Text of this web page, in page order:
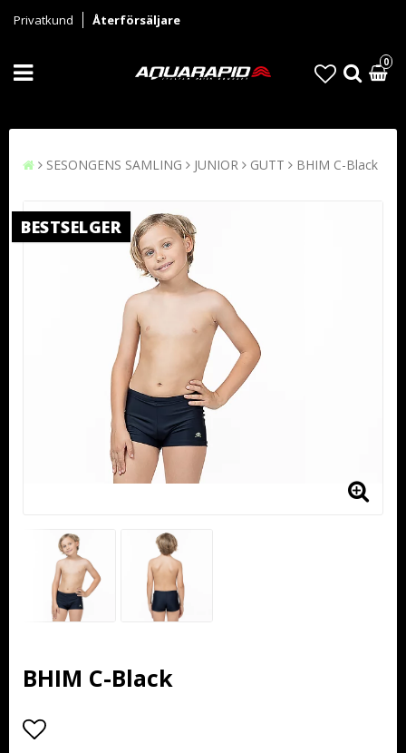
Privatkund Återförsäljare
0
SESONGENS SAMLING JUNIOR GUTT BHIM C-Black
BESTSELGER
BHIM C-Black